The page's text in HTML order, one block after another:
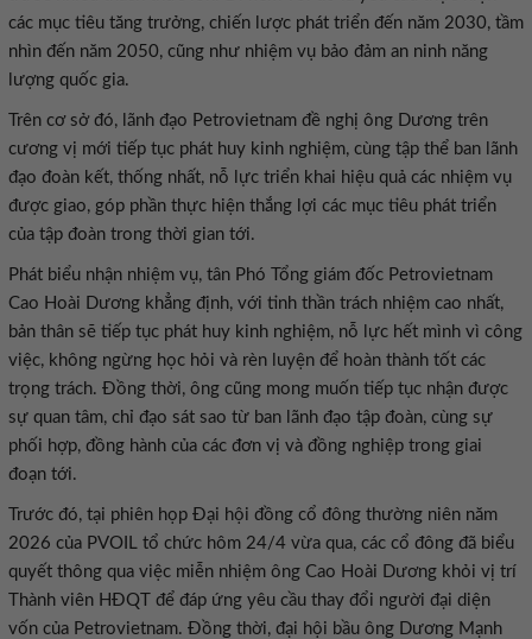
các mục tiêu tăng trưởng, chiến lược phát triển đến năm 2030, tầm
nhìn đến năm 2050, cũng như nhiệm vụ bảo đảm an ninh năng
lượng quốc gia.
Trên cơ sở đó, lãnh đạo Petrovietnam đề nghị ông Dương trên
cương vị mới tiếp tục phát huy kinh nghiệm, cùng tập thể ban lãnh
đạo đoàn kết, thống nhất, nỗ lực triển khai hiệu quả các nhiệm vụ
được giao, góp phần thực hiện thắng lợi các mục tiêu phát triển
của tập đoàn trong thời gian tới.
Phát biểu nhận nhiệm vụ, tân Phó Tổng giám đốc Petrovietnam
Cao Hoài Dương khẳng định, với tinh thần trách nhiệm cao nhất,
bản thân sẽ tiếp tục phát huy kinh nghiệm, nỗ lực hết mình vì công
việc, không ngừng học hỏi và rèn luyện để hoàn thành tốt các
trọng trách. Đồng thời, ông cũng mong muốn tiếp tục nhận được
sự quan tâm, chỉ đạo sát sao từ ban lãnh đạo tập đoàn, cùng sự
phối hợp, đồng hành của các đơn vị và đồng nghiệp trong giai
đoạn tới.
Trước đó, tại phiên họp Đại hội đồng cổ đông thường niên năm
2026 của PVOIL tổ chức hôm 24/4 vừa qua, các cổ đông đã biểu
quyết thông qua việc miễn nhiệm ông Cao Hoài Dương khỏi vị trí
Thành viên HĐQT để đáp ứng yêu cầu thay đổi người đại diện
vốn của Petrovietnam. Đồng thời, đại hội bầu ông Dương Mạnh